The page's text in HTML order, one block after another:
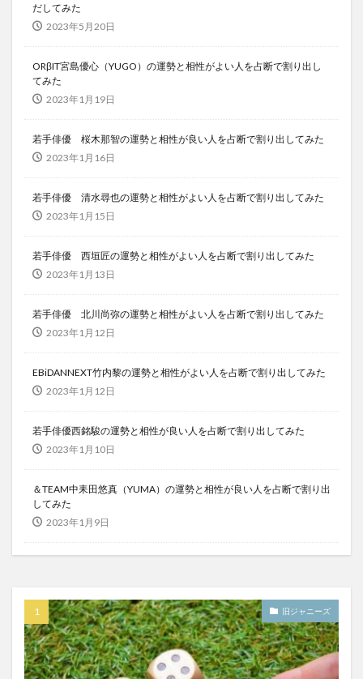
だしてみた
2023年5月20日
ORβIT宮島優心（YUGO）の運勢と相性がよい人を占断で割り出し
てみた
2023年1月19日
若手俳優 桜木那智の運勢と相性が良い人を占断で割り出してみた
2023年1月16日
若手俳優 清水尋也の運勢と相性がよい人を占断で割り出してみた
2023年1月15日
若手俳優 西垣匠の運勢と相性がよい人を占断で割り出してみた
2023年1月13日
若手俳優 北川尚弥の運勢と相性がよい人を占断で割り出してみた
2023年1月12日
EBiDANNEXT竹内黎の運勢と相性がよい人を占断で割り出してみた
2023年1月12日
若手俳優西銘駿の運勢と相性が良い人を占断で割り出してみた
2023年1月10日
＆TEAM中耒田悠真（YUMA）の運勢と相性が良い人を占断で割り出
してみた
2023年1月9日
旧ジャニーズ